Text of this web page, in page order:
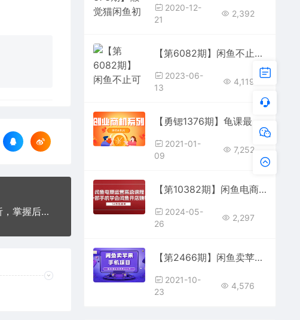
【勇锶1458期】闲鱼淘客五大主流玩法解析，掌握后既能引流又能轻松实现日入500+
2020-12-
21
2,392
【第6082期】闲鱼不止可以买卖还可以这样玩，我靠这个方法年入20W
2023-06-
13
4,119
2021-01-
09
7,252
【第10382期】闲鱼电商运营高级课程，一部手机学会闲鱼开店赚钱（34节课）
2024-05-
26
2,297
【第2466期】闲鱼卖苹果手机项目，教你闲鱼卖货月入上万
2021-10-
23
4,576